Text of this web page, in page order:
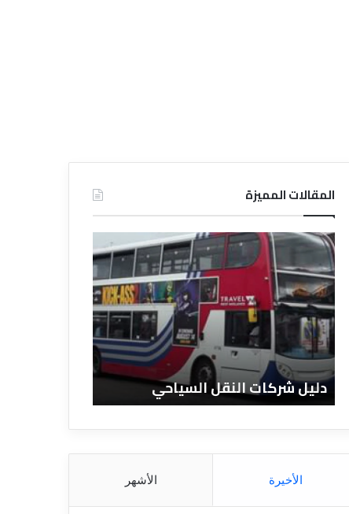
المقالات المميزة
د
ل
ي
ل
ا
ل
ن
ا
د
ق
م
ر
ي
دليل الفنادق المصرية
الأخيرة الأشهر